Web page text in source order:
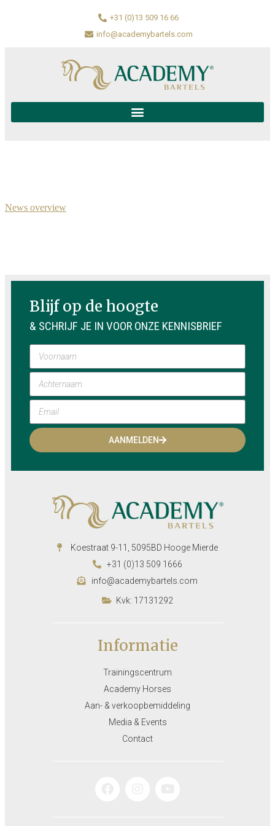
+31 (0)13 509 16 66
info@academybartels.com
News overview
Blijf op de hoogte
& SCHRIJF JE IN VOOR ONZE KENNISBRIEF
AANMELDEN
Koestraat 9-11, 5095BD Hooge Mierde
+31 (0)13 509 1666
info@academybartels.com
Kvk: 17131292
Informatie
Trainingscentrum
Academy Horses
Aan- & verkoopbemiddeling
Media & Events
Contact